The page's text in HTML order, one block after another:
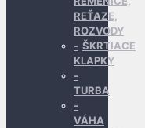
REŤAZE,
ROZVODY
ŠKRTIACE
KLAPKY
TURBA
VÁHA